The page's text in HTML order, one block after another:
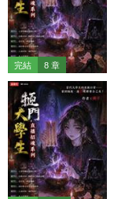
完結 8 章